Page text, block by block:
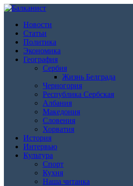
Новости
Статьи
Политика
Экономика
География
Сербия
Жизнь Белграда
Черногория
Республика Сербская
Албания
Македония
Словения
Хорватия
История
Интервью
Культура
Спорт
Кухня
Наша читанка